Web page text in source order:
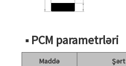
■ PCM parametrləri
Maddə Şərt